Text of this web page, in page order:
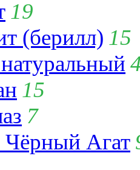
19
(берилл) 15
15
7
Агат